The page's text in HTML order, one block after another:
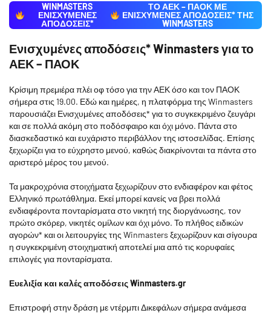
WINMASTERS
ΕΝΙΣΧΥΜΕΝΕΣ
ΑΠΟΔΟΣΕΙΣ*
ΤΟ ΑΕΚ – ΠΑΟΚ ΜΕ
ΕΝΙΣΧΥΜΈΝΕΣ ΑΠΟΔΌΣΕΙΣ* ΤΗΣ
WINMASTERS
Ενισχυμένες αποδόσεις* Winmasters για το
ΑΕΚ – ΠΑΟΚ
Κρίσιμη πρεμιέρα πλέι οφ τόσο για την ΑΕΚ όσο και τον ΠΑΟΚ
σήμερα στις 19.00. Εδώ και ημέρες, η πλατφόρμα της Winmasters
παρουσιάζει Ενισχυμένες αποδόσεις* για το συγκεκριμένο ζευγάρι
και σε πολλά ακόμη στο ποδόσφαιρο και όχι μόνο. Πάντα στο
διασκεδαστικό και ευχάριστο περιβάλλον της ιστοσελίδας. Επίσης
ξεχωρίζει για το εύχρηστο μενού, καθώς διακρίνονται τα πάντα στο
αριστερό μέρος του μενού.
Τα μακροχρόνια στοιχήματα ξεχωρίζουν στο ενδιαφέρον και φέτος
Ελληνικό πρωτάθλημα. Εκεί μπορεί κανείς να βρει πολλά
ενδιαφέροντα πονταρίσματα στο νικητή της διοργάνωσης, τον
πρώτο σκόρερ, νικητές ομίλων και όχι μόνο. Το πλήθος ειδικών
αγορών* και οι λειτουργίες της Winmasters ξεχωρίζουν και σίγουρα
η συγκεκριμένη στοιχηματική αποτελεί μια από τις κορυφαίες
επιλογές για πονταρίσματα.
Ευελιξία και καλές αποδόσεις Winmasters.gr
Επιστροφή στην δράση με ντέρμπι Δικεφάλων σήμερα ανάμεσα